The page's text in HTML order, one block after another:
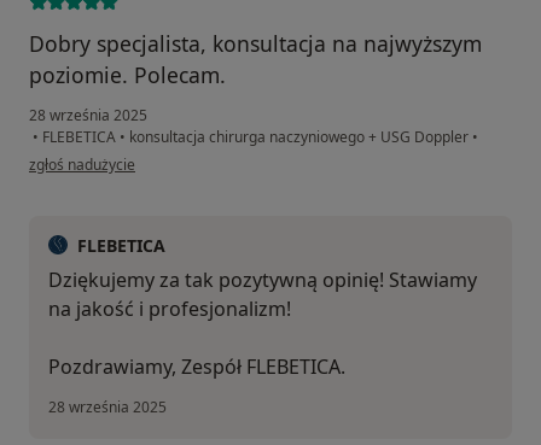
Dobry specjalista, konsultacja na najwyższym
poziomie. Polecam.
28 września 2025
• FLEBETICA • konsultacja chirurga naczyniowego + USG Doppler •
w opinii użytkownika Yuliia Velmozhko
zgłoś nadużycie
FLEBETICA
Dziękujemy za tak pozytywną opinię! Stawiamy
na jakość i profesjonalizm!
Pozdrawiamy, Zespół FLEBETICA.
28 września 2025